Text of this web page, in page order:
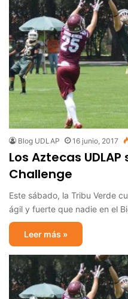
Blog UDLAP 16 junio, 2017
Los Aztecas
Challenge
Este sábado, la Tribu Verde
ágil y fuerte que nadie en el
Leer más »